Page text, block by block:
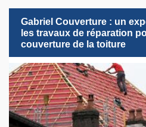
Gabriel Couverture : un
les travaux de réparation
couverture de la toiture